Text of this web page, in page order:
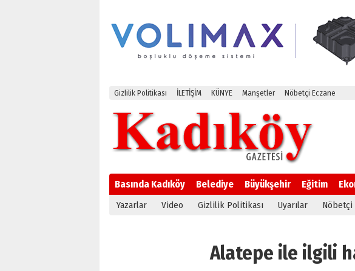
Gizlilik Politikası İLETİŞİM KÜNYE Manşetler Nöbetçi Eczane
Basında Kadıköy Belediye Büyükşehir Eğitim
Yazarlar Video Gizlilik Politikası Uyarılar Nöbetçi
Alatepe ile ilgili